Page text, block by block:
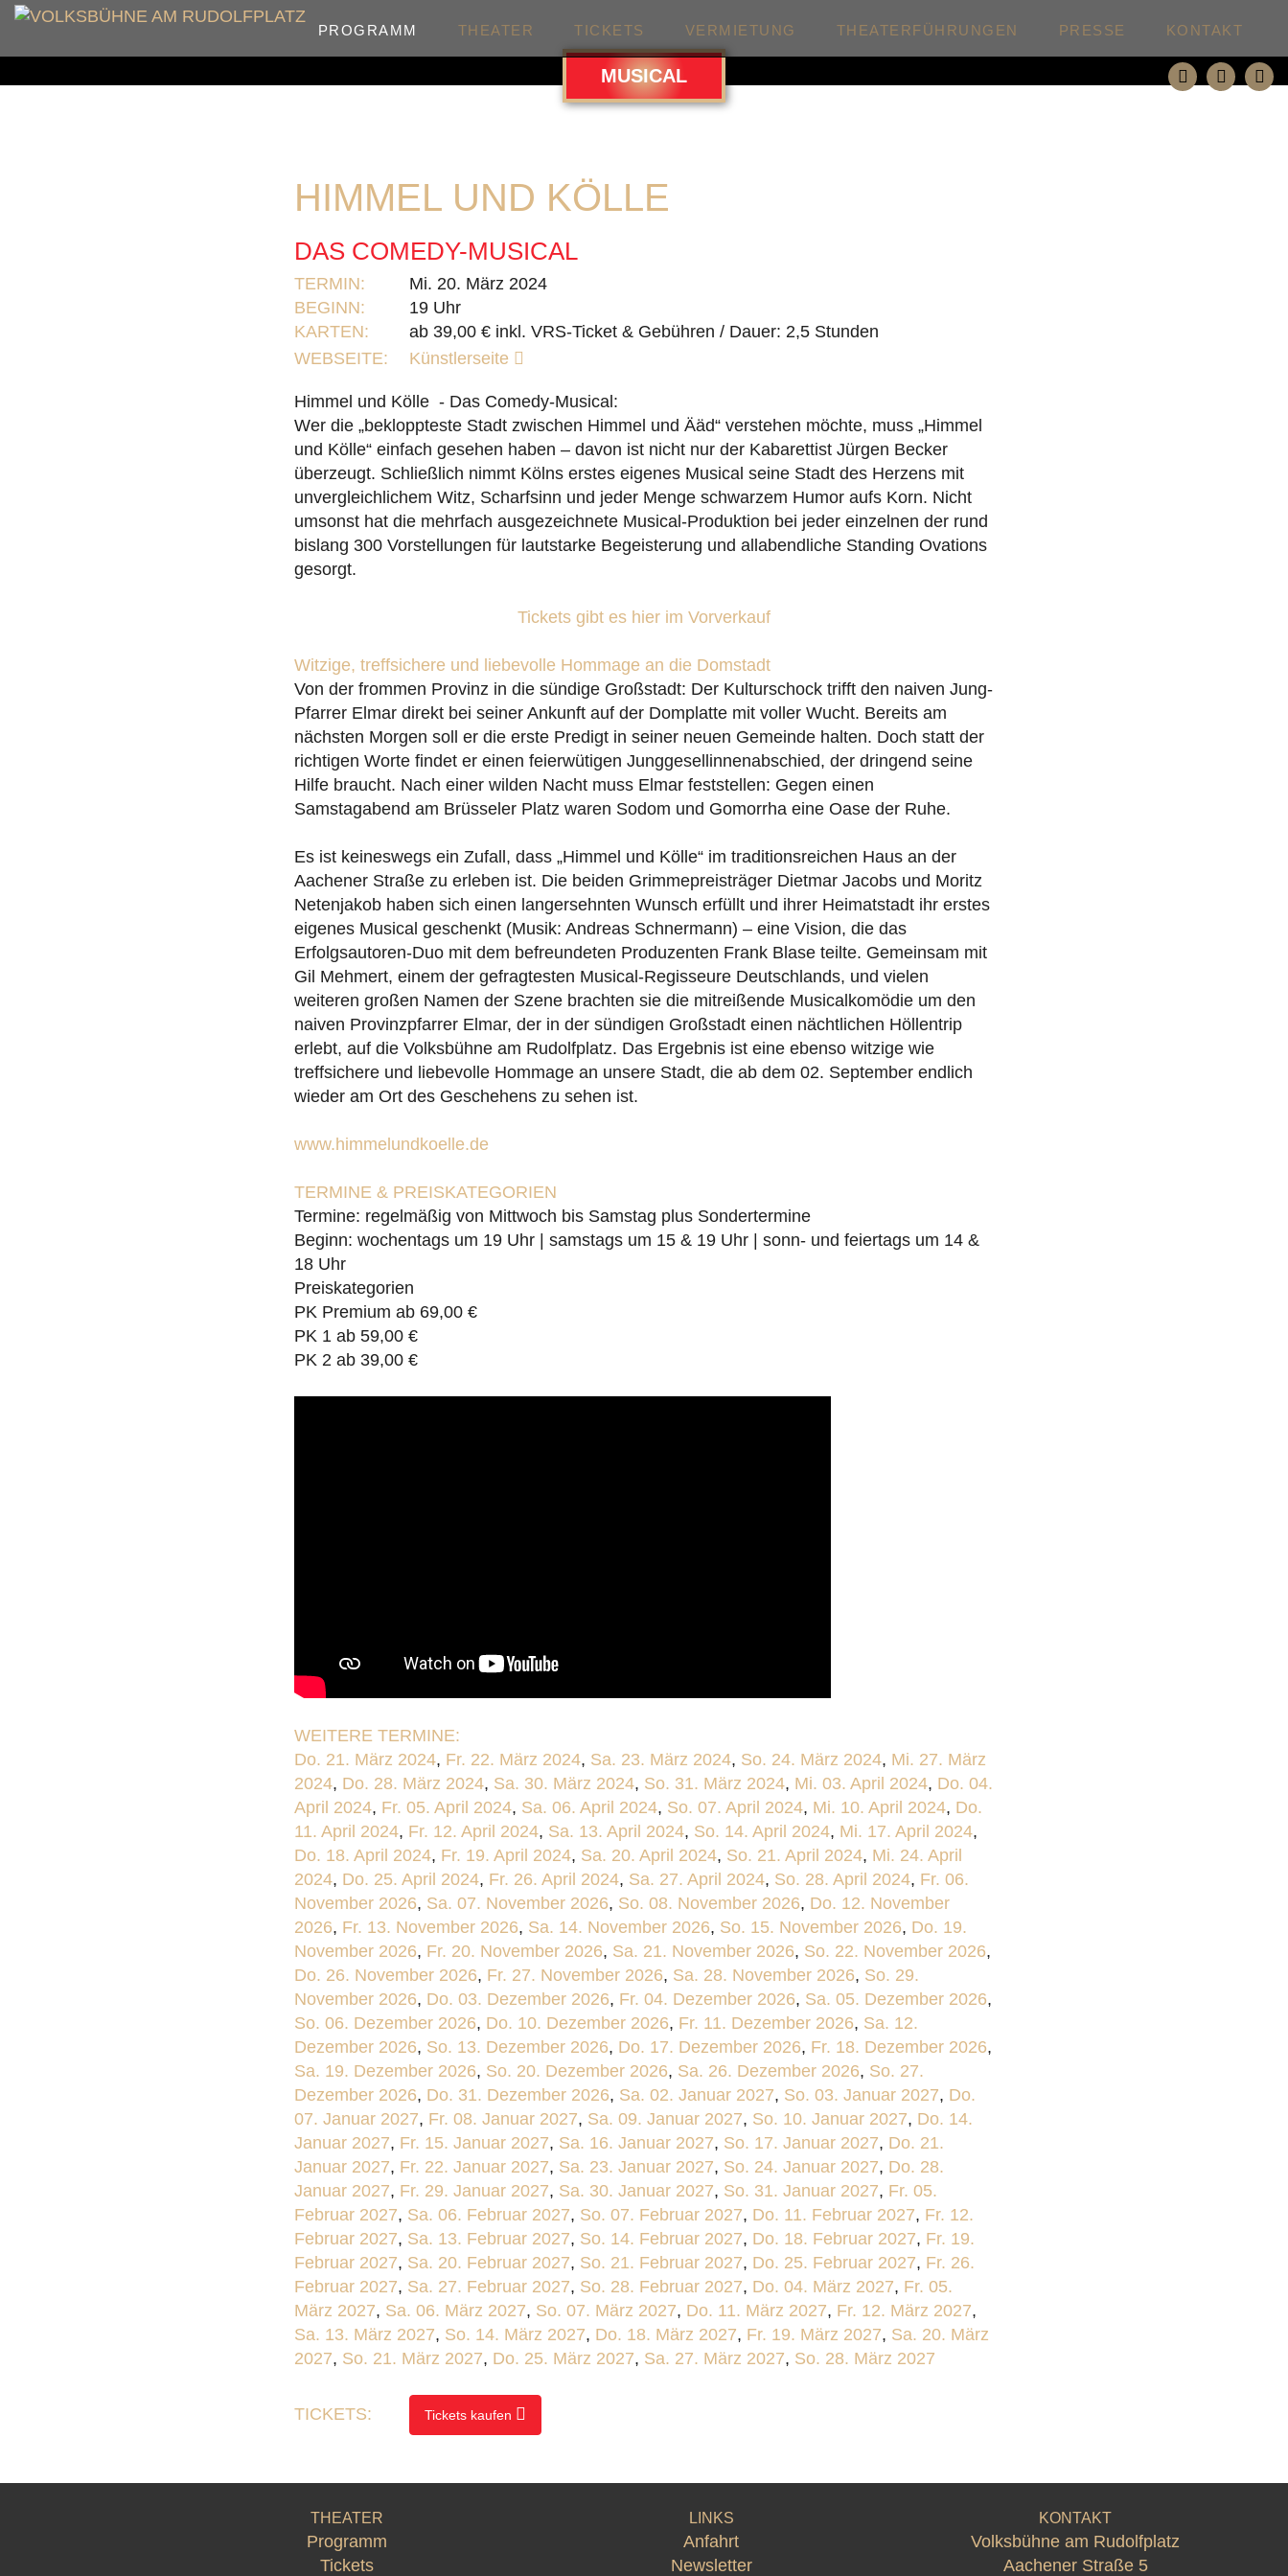
PROGRAMM THEATER TICKETS VERMIETUNG THEATERFÜHRUNGEN PRESSE KONTAKT
MUSICAL
HIMMEL UND KÖLLE
DAS COMEDY-MUSICAL
TERMIN:
Mi. 20. März 2024
BEGINN:
19 Uhr
KARTEN:
ab 39,00 € inkl. VRS-Ticket & Gebühren / Dauer: 2,5 Stunden
WEBSEITE:
Künstlerseite
Himmel und Kölle - Das Comedy-Musical:
Wer die „bekloppteste Stadt zwischen Himmel und Ääd“ verstehen möchte, muss „Himmel
und Kölle“ einfach gesehen haben – davon ist nicht nur der Kabarettist Jürgen Becker
überzeugt. Schließlich nimmt Kölns erstes eigenes Musical seine Stadt des Herzens mit
unvergleichlichem Witz, Scharfsinn und jeder Menge schwarzem Humor aufs Korn. Nicht
umsonst hat die mehrfach ausgezeichnete Musical-Produktion bei jeder einzelnen der rund
bislang 300 Vorstellungen für lautstarke Begeisterung und allabendliche Standing Ovations
gesorgt.
Tickets gibt es hier im Vorverkauf
Witzige, treffsichere und liebevolle Hommage an die Domstadt
Von der frommen Provinz in die sündige Großstadt: Der Kulturschock trifft den naiven Jung-
Pfarrer Elmar direkt bei seiner Ankunft auf der Domplatte mit voller Wucht. Bereits am
nächsten Morgen soll er die erste Predigt in seiner neuen Gemeinde halten. Doch statt der
richtigen Worte findet er einen feierwütigen Junggesellinnenabschied, der dringend seine
Hilfe braucht. Nach einer wilden Nacht muss Elmar feststellen: Gegen einen
Samstagabend am Brüsseler Platz waren Sodom und Gomorrha eine Oase der Ruhe.
Es ist keineswegs ein Zufall, dass „Himmel und Kölle“ im traditionsreichen Haus an der
Aachener Straße zu erleben ist. Die beiden Grimmepreisträger Dietmar Jacobs und Moritz
Netenjakob haben sich einen langersehnten Wunsch erfüllt und ihrer Heimatstadt ihr erstes
eigenes Musical geschenkt (Musik: Andreas Schnermann) – eine Vision, die das
Erfolgsautoren-Duo mit dem befreundeten Produzenten Frank Blase teilte. Gemeinsam mit
Gil Mehmert, einem der gefragtesten Musical-Regisseure Deutschlands, und vielen
weiteren großen Namen der Szene brachten sie die mitreißende Musicalkomödie um den
naiven Provinzpfarrer Elmar, der in der sündigen Großstadt einen nächtlichen Höllentrip
erlebt, auf die Volksbühne am Rudolfplatz. Das Ergebnis ist eine ebenso witzige wie
treffsichere und liebevolle Hommage an unsere Stadt, die ab dem 02. September endlich
wieder am Ort des Geschehens zu sehen ist.
www.himmelundkoelle.de
TERMINE & PREISKATEGORIEN
Termine: regelmäßig von Mittwoch bis Samstag plus Sondertermine
Beginn: wochentags um 19 Uhr | samstags um 15 & 19 Uhr | sonn- und feiertags um 14 &
18 Uhr
Preiskategorien
PK Premium ab 69,00 €
PK 1 ab 59,00 €
PK 2 ab 39,00 €
WEITERE TERMINE:
Do. 21. März 2024, Fr. 22. März 2024, Sa. 23. März 2024, So. 24. März 2024, Mi. 27. März
2024, Do. 28. März 2024, Sa. 30. März 2024, So. 31. März 2024, Mi. 03. April 2024, Do. 04.
April 2024, Fr. 05. April 2024, Sa. 06. April 2024, So. 07. April 2024, Mi. 10. April 2024, Do.
11. April 2024, Fr. 12. April 2024, Sa. 13. April 2024, So. 14. April 2024, Mi. 17. April 2024,
Do. 18. April 2024, Fr. 19. April 2024, Sa. 20. April 2024, So. 21. April 2024, Mi. 24. April
2024, Do. 25. April 2024, Fr. 26. April 2024, Sa. 27. April 2024, So. 28. April 2024, Fr. 06.
November 2026, Sa. 07. November 2026, So. 08. November 2026, Do. 12. November
2026, Fr. 13. November 2026, Sa. 14. November 2026, So. 15. November 2026, Do. 19.
November 2026, Fr. 20. November 2026, Sa. 21. November 2026, So. 22. November 2026,
Do. 26. November 2026, Fr. 27. November 2026, Sa. 28. November 2026, So. 29.
November 2026, Do. 03. Dezember 2026, Fr. 04. Dezember 2026, Sa. 05. Dezember 2026,
So. 06. Dezember 2026, Do. 10. Dezember 2026, Fr. 11. Dezember 2026, Sa. 12.
Dezember 2026, So. 13. Dezember 2026, Do. 17. Dezember 2026, Fr. 18. Dezember 2026,
Sa. 19. Dezember 2026, So. 20. Dezember 2026, Sa. 26. Dezember 2026, So. 27.
Dezember 2026, Do. 31. Dezember 2026, Sa. 02. Januar 2027, So. 03. Januar 2027, Do.
07. Januar 2027, Fr. 08. Januar 2027, Sa. 09. Januar 2027, So. 10. Januar 2027, Do. 14.
Januar 2027, Fr. 15. Januar 2027, Sa. 16. Januar 2027, So. 17. Januar 2027, Do. 21.
Januar 2027, Fr. 22. Januar 2027, Sa. 23. Januar 2027, So. 24. Januar 2027, Do. 28.
Januar 2027, Fr. 29. Januar 2027, Sa. 30. Januar 2027, So. 31. Januar 2027, Fr. 05.
Februar 2027, Sa. 06. Februar 2027, So. 07. Februar 2027, Do. 11. Februar 2027, Fr. 12.
Februar 2027, Sa. 13. Februar 2027, So. 14. Februar 2027, Do. 18. Februar 2027, Fr. 19.
Februar 2027, Sa. 20. Februar 2027, So. 21. Februar 2027, Do. 25. Februar 2027, Fr. 26.
Februar 2027, Sa. 27. Februar 2027, So. 28. Februar 2027, Do. 04. März 2027, Fr. 05.
März 2027, Sa. 06. März 2027, So. 07. März 2027, Do. 11. März 2027, Fr. 12. März 2027,
Sa. 13. März 2027, So. 14. März 2027, Do. 18. März 2027, Fr. 19. März 2027, Sa. 20. März
2027, So. 21. März 2027, Do. 25. März 2027, Sa. 27. März 2027, So. 28. März 2027
TICKETS: Tickets kaufen
THEATER
Programm
Tickets
LINKS
Anfahrt
Newsletter
KONTAKT
Volksbühne am Rudolfplatz
Aachener Straße 5